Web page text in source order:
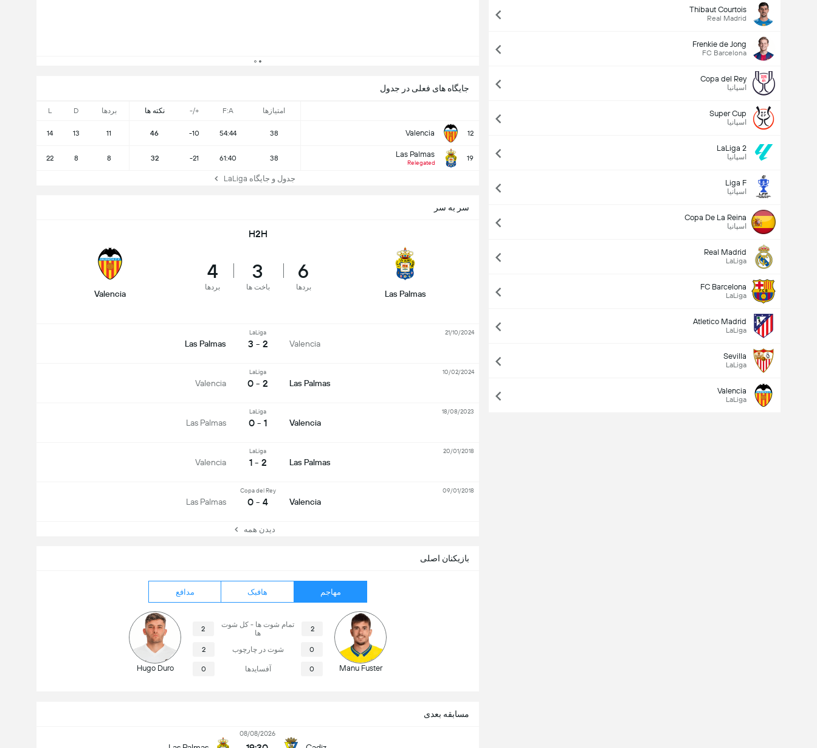
Thibaut Courtois
Real Madrid
Frenkie de Jong
FC Barcelona
Copa del Rey
اسپانیا
Super Cup
اسپانیا
LaLiga 2
اسپانیا
Liga F
اسپانیا
Copa De La Reina
اسپانیا
Real Madrid
LaLiga
FC Barcelona
LaLiga
Atletico Madrid
LaLiga
Sevilla
LaLiga
Valencia
LaLiga
مسابقه بعدی
08/08/2026
بازیکنان اصلی
مهاجم هافبک مدافع
Manu Fuster
2
تمام شوت ها - کل شوت
ها
2
0 شوت در چارچوب 2
0 آفسایدها 0
Hugo Duro
جایگاه های فعلی در جدول
امتیازها F:A
+/- نکته ها بردها D
L
12
Valencia
38
54:44
-10
46
11
13
14
19
Las Palmas
Relegated
38
61:40
-21
32
8
8
22
جدول و جایگاه LaLiga
سر به سر
H2H
Las Palmas
6
بردها
3
باخت ها
4
بردها
Valencia
Valencia
LaLiga
2 - 3
Las Palmas
21/10/2024
Las Palmas
LaLiga
2 - 0
Valencia
10/02/2024
Valencia
LaLiga
1 - 0
Las Palmas
18/08/2023
Las Palmas
LaLiga
2 - 1
Valencia
20/01/2018
Valencia
Copa del Rey
4 - 0
Las Palmas
09/01/2018
دیدن همه